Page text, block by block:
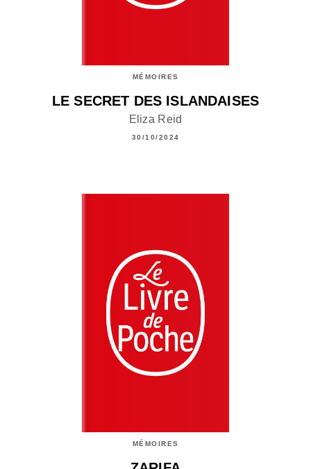
MÉMOIRES
LE SECRET DES ISLANDAISES
Eliza Reid
30/10/2024
MÉMOIRES